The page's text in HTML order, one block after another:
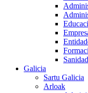
Sanidad
Galicia
Sartu Galicia
Arloak